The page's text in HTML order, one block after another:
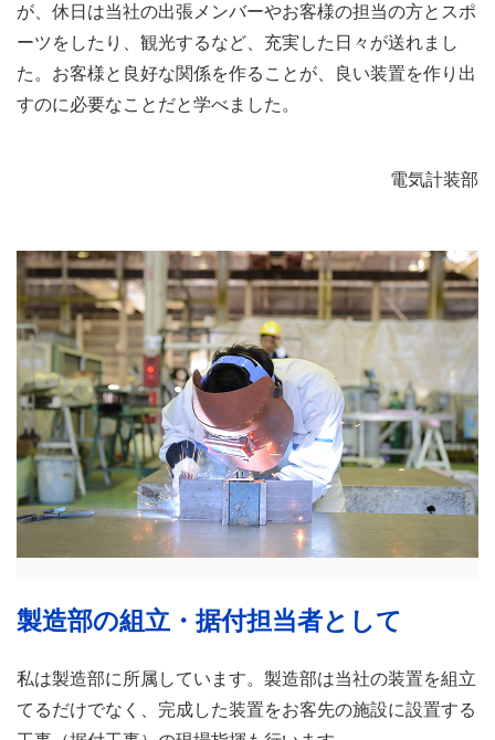
が、休日は当社の出張メンバーやお客様の担当の方とスポ
ーツをしたり、観光するなど、充実した日々が送れまし
た。お客様と良好な関係を作ることが、良い装置を作り出
すのに必要なことだと学べました。
電気計装部
製造部の組立・据付担当者として
私は製造部に所属しています。製造部は当社の装置を組立
てるだけでなく、完成した装置をお客先の施設に設置する